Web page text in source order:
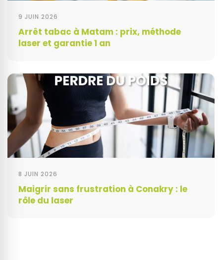
9 JUIN 2026
Arrêt tabac à Matam : prix, méthode
laser et garantie 1 an
8 JUIN 2026
Maigrir sans frustration à Conakry : le
rôle du laser